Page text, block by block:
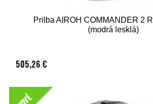
Prilba AIROH COMMANDER 2
(modrá lesklá)
505,26 €